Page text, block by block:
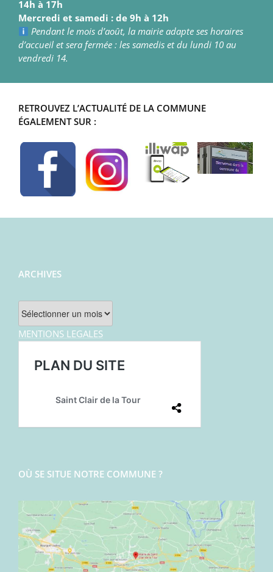
14h à 17h
Mercredi et samedi : de 9h à 12h
Pendant le mois d’août, la mairie adapte ses horaires
d’accueil et sera fermée : les samedis et du lundi 10 au
vendredi 14.
RETROUVEZ L’ACTUALITÉ DE LA COMMUNE
ÉGALEMENT SUR :
ARCHIVES
Archives
MENTIONS LEGALES
OÙ SE SITUE NOTRE COMMUNE ?